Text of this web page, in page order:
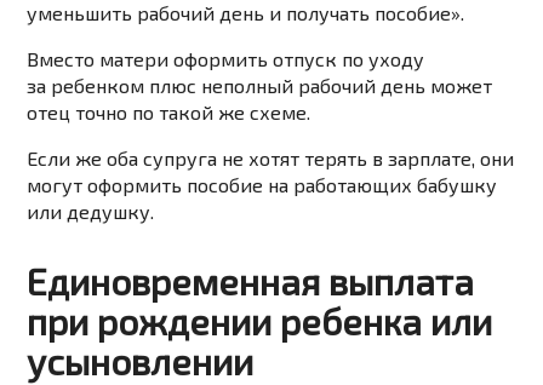
уменьшить рабочий день и получать пособие».
Вместо матери оформить отпуск по уходу
за ребенком плюс неполный рабочий день может
отец точно потакой же схеме.
Если же оба супруга не хотят терять в зарплате, они
могут оформить пособие на работающих бабушку
или дедушку.
Единовременная выплата
при рождении ребенка или
усыновлении